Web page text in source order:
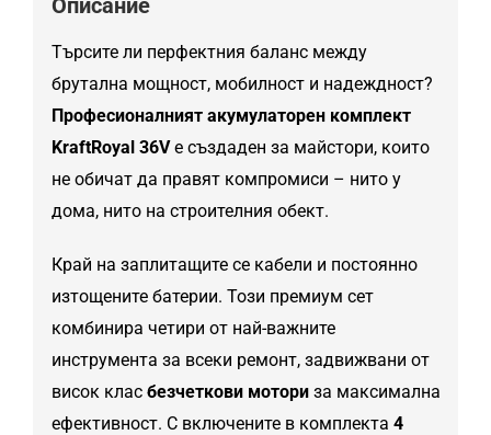
Търсите ли перфектния баланс между
брутална мощност, мобилност и надеждност?
Професионалният акумулаторен комплект
KraftRoyal 36Vе създаден за майстори, които
не обичат да правят компромиси – нито у
дома, нито на строителния обект.
Край на заплитащите се кабели и постоянно
изтощените батерии. Този премиум сет
комбинира четири от най-важните
инструмента за всеки ремонт, задвижвани от
висок клас безчеткови моториза максимална
ефективност. С включените в комплекта 4